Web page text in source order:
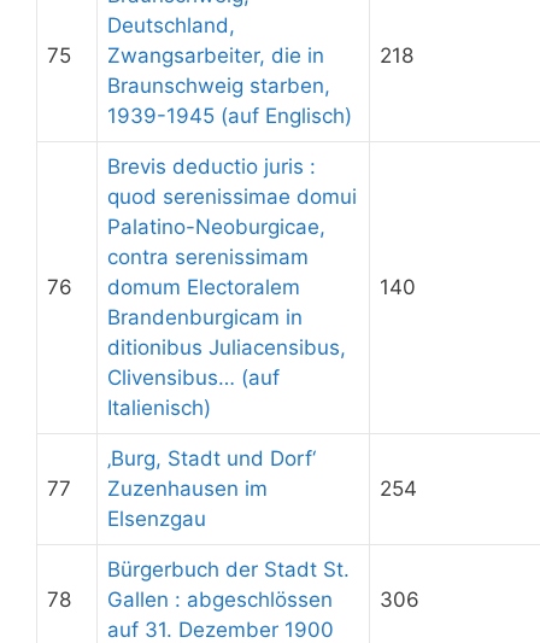
75
Deutschland,
Zwangsarbeiter, die in
Braunschweig starben,
1939-1945 (auf Englisch)
218
76
Brevis deductio juris :
quod serenissimae domui
Palatino-Neoburgicae,
contra serenissimam
domum Electoralem
Brandenburgicam in
ditionibus Juliacensibus,
Clivensibus… (auf
Italienisch)
140
77
‚Burg, Stadt und Dorf‘
Zuzenhausen im
Elsenzgau
254
78
Bürgerbuch der Stadt St.
Gallen : abgeschlössen
auf 31. Dezember 1900
306